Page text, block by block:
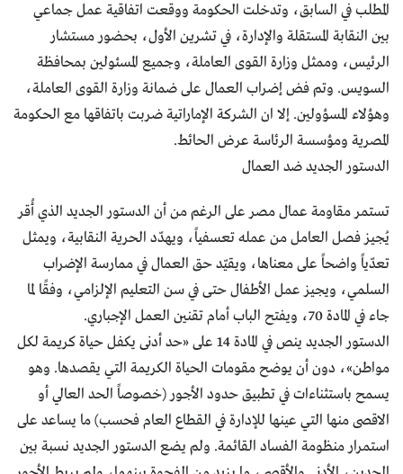
المطلب في السابق، وتدخلت الحكومة ووقعت اتفاقية عمل جماعي
بين النقابة المستقلة والإدارة، في تشرين الأول، بحضور مستشار
الرئيس، وممثل وزارة القوى العاملة، وجميع المسئولين بمحافظة
السويس. وتم فض إضراب العمال على ضمانة وزارة القوى العاملة،
وهؤلاء المسؤولين. إلا ان الشركة الإماراتية ضربت باتفاقها مع الحكومة
المصرية ومؤسسة الرئاسة عرض الحائط.
الدستور الجديد ضد العمال
تستمر مقاومة عمال مصر على الرغم من أن الدستور الجديد الذي أُقر
يُجيز فصل العامل من عمله تعسفياً، ويهدّد الحرية النقابية، ويمثل
تعدّياً واضحاً على معناها، ويقيّد حق العمال في ممارسة الإضراب
السلمي، ويجيز عمل الأطفال حتى في سن التعليم الإلزامي، وفقًا لما
جاء في المادة 70، ويفتح الباب أمام تقنين العمل الإجباري.
الدستور الجديد ينص في المادة 14 على «حد أدنى يكفل حياة كريمة لكل
مواطن»، دون أن يوضح مقومات الحياة الكريمة التي يقصدها. وهو
يسمح باستثناءات في تطبيق حدود الأجور (خصوصاً الحد العالي أو
الاقصى منها التي عينها للإدارة في القطاع العام فحسب) ما يساعد على
استمرار منظومة الفساد القائمة. ولم يضع الدستور الجديد نسبة بين